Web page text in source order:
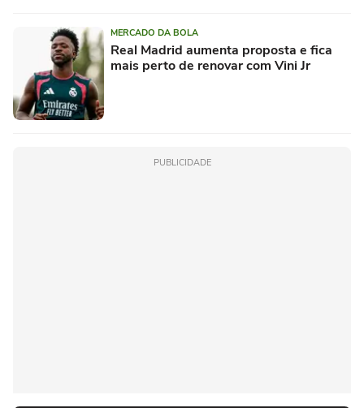
MERCADO DA BOLA
Real Madrid aumenta proposta e fica
mais perto de renovar com Vini Jr
PUBLICIDADE